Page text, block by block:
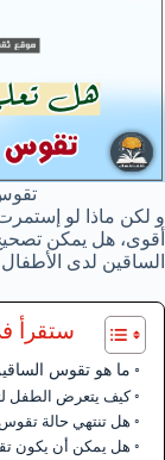
و لكن ماذا لو إستمرت
أقوى، هل يمكن
الساقين لدى
ستقرأ
ما هو تقوس
كيف يتعرض الطفل
هل تنتهي حالة
هل يمكن أن يكون